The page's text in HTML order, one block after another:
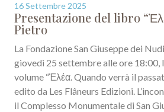
16 Settembre 2025
Presentazione del libro
Pietro
La Fondazione San Giuseppe dei
giovedì 25 settembre alle ore 18:00,
volume “Ἐλέα. Quando verrà il
edito da Les Flâneurs Edizioni.
il Complesso Monumentale di San